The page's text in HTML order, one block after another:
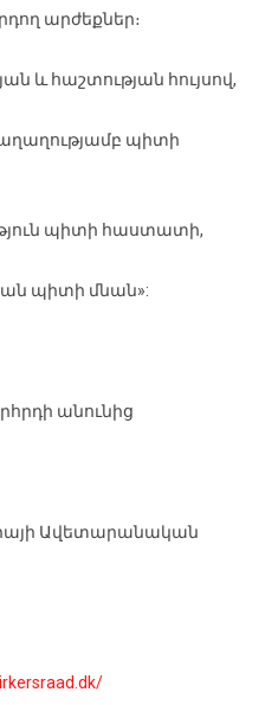
արժեքներ։
և հաշտության հույսով,
պիտի
պիտի հաստատի,
պիտի մնան»:
անունից
Ավետարանական